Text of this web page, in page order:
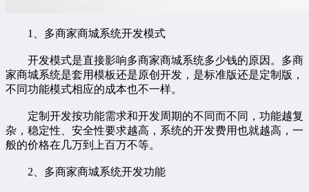
1、多商家商城系统开发模式
开发模式是直接影响多商家商城系统多少钱的原因。多商
家商城系统是套用模板还是原创开发，是标准版还是定制版，
不同功能模式相应的成本也不一样。
定制开发按功能需求和开发周期的不同而不同，功能越复
杂，稳定性、安全性要求越高，系统的开发费用也就越高，一
般的价格在几万到上百万不等。
2、多商家商城系统开发功能